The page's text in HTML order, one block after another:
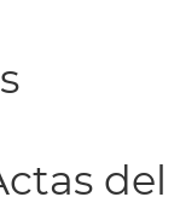
del